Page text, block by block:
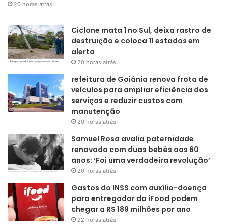
20 horas atrás
Ciclone mata 1 no Sul, deixa rastro de
destruição e coloca 11 estados em
alerta
20 horas atrás
refeitura de Goiânia renova frota de
veículos para ampliar eficiência dos
serviços e reduzir custos com
manutenção
20 horas atrás
Samuel Rosa avalia paternidade
renovada com duas bebês aos 60
anos: ‘Foi uma verdadeira revolução’
20 horas atrás
Gastos do INSS com auxílio-doença
para entregador do iFood podem
chegar a R$ 189 milhões por ano
22 horas atrás